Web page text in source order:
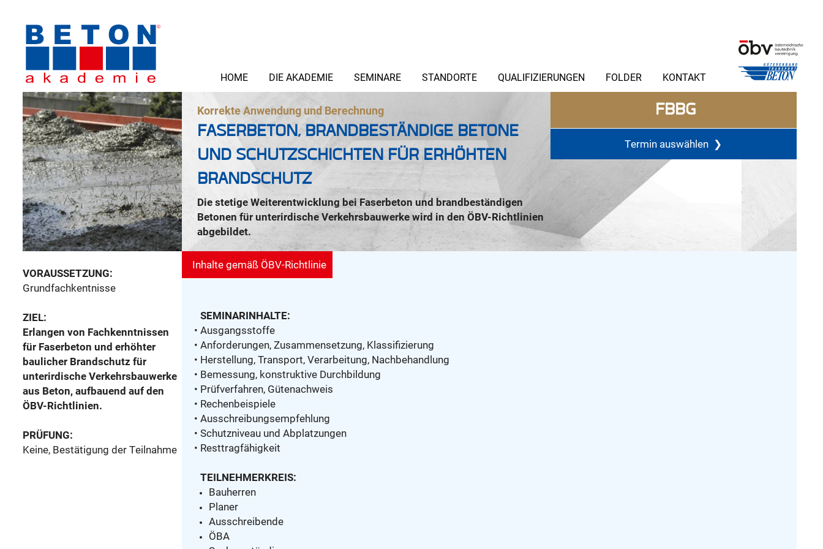
HOME DIE AKADEMIE SEMINARE STANDORTE QUALIFIZIERUNGEN FOLDER KONTAKT
VORAUSSETZUNG:
Grundfachkentnisse
ZIEL:
Erlangen von Fachkenntnissen
für Faserbeton und erhöhter
baulicher Brandschutz für
unterirdische Verkehrsbauwerke
aus Beton, aufbauend auf den
ÖBV-Richtlinien.
PRÜFUNG:
Keine, Bestätigung der Teilnahme
Korrekte Anwendung und Berechnung
FASERBETON, BRANDBESTÄNDIGE BETONE
UND SCHUTZSCHICHTEN FÜR ERHÖHTEN
BRANDSCHUTZ
Die stetige Weiterentwicklung bei Faserbeton und brandbeständigen
Betonen für unterirdische Verkehrsbauwerke wird in den ÖBV-Richtlinien
abgebildet.
FBBG
Termin auswählen ❯
Inhalte gemäß ÖBV-Richtlinie
SEMINARINHALTE:
• Ausgangsstoffe
• Anforderungen, Zusammensetzung, Klassifizierung
• Herstellung, Transport, Verarbeitung, Nachbehandlung
• Bemessung, konstruktive Durchbildung
• Prüfverfahren, Gütenachweis
• Rechenbeispiele
• Ausschreibungsempfehlung
• Schutzniveau und Abplatzungen
• Resttragfähigkeit
TEILNEHMERKREIS:
Bauherren
Planer
Ausschreibende
ÖBA